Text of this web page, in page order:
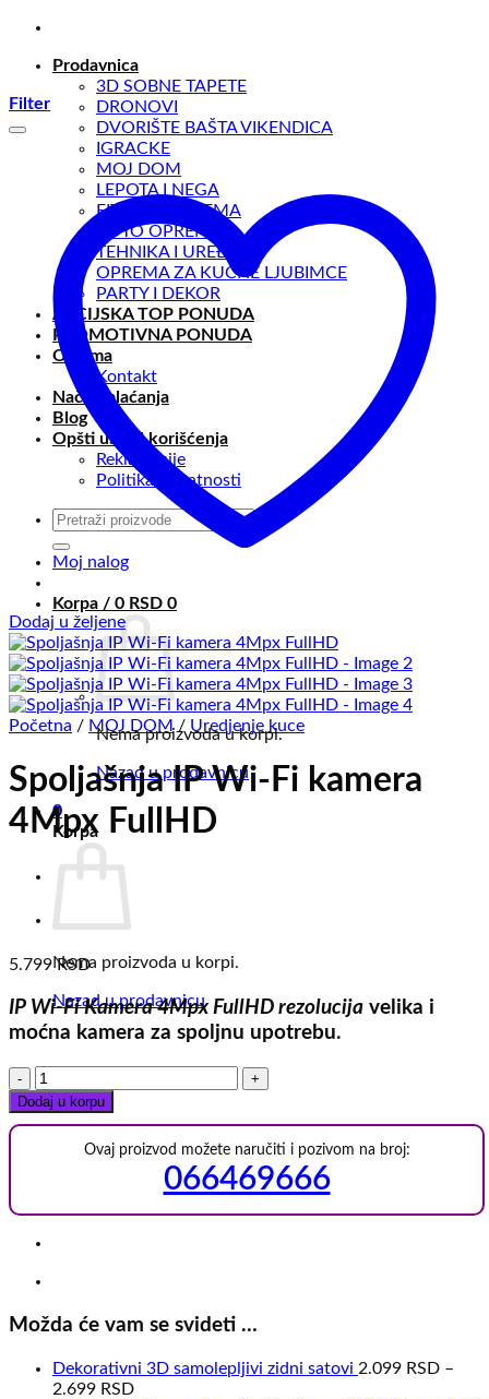
Preskoči
sadržajProdavnica
3D SOBNE TAPETE
DRONOVI
DVORIŠTE BAŠTA VIKENDICA
IGRACKE
MOJ DOM
LEPOTA I NEGA
FITNESS OPREMA
AUTO OPREMA
TEHNIKA I UREĐAJI
OPREMA ZA KUĆNE LJUBIMCE
PARTY I DEKOR
AKCIJSKA TOP PONUDA
PROMOTIVNA PONUDA
O nama
Kontakt
Načini plaćanja
Blog
Opšti uslovi korišćenja
Reklamacije
Politika privatnosti
Pretraga
Moj nalog
Korpa / 0 RSD 0
Nema proizvoda u korpi.
Nazad u prodavnicu
0
Korpa
Nema proizvoda u korpi.
Nazad u prodavnicu
Filter
Dodaj u željene
Početna / MOJ DOM / Uredjenje kuce
Spoljašnja IP Wi-Fi kamera
4Mpx FullHD
5.799RSD
IP Wi-Fi Kamera 4Mpx FullHD rezolucija velika i
moćna kamera za spoljnu upotrebu.
Spoljašnja
IP
Wi-
kamera
količina
Dodaj u korpu
Ovaj proizvod možete naručiti i pozivom na broj:
066469666
Možda će vam se svideti …
Dekorativni 3D samolepljivi zidni satovi 2.099 RSD –
2.699 RSD